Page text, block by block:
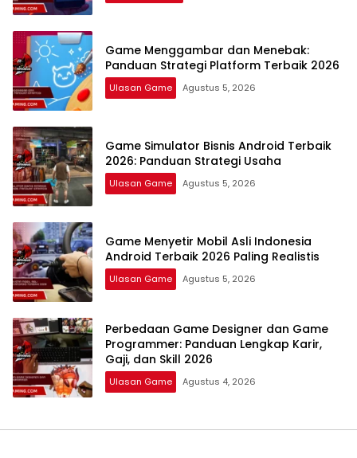
Game Menggambar dan Menebak:
Panduan Strategi Platform Terbaik 2026
Ulasan Game Agustus 5, 2026
Game Simulator Bisnis Android Terbaik
2026: Panduan Strategi Usaha
Ulasan Game Agustus 5, 2026
Game Menyetir Mobil Asli Indonesia
Android Terbaik 2026 Paling Realistis
Ulasan Game Agustus 5, 2026
Perbedaan Game Designer dan Game
Programmer: Panduan Lengkap Karir,
Gaji, dan Skill 2026
Ulasan Game Agustus 4, 2026